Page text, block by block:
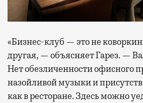
«Бизнес-клуб — это не
другая, — объясняет Гарез. —
Нет обезличенности офисного
назойливой музыки и
как в ресторане. Здесь можно